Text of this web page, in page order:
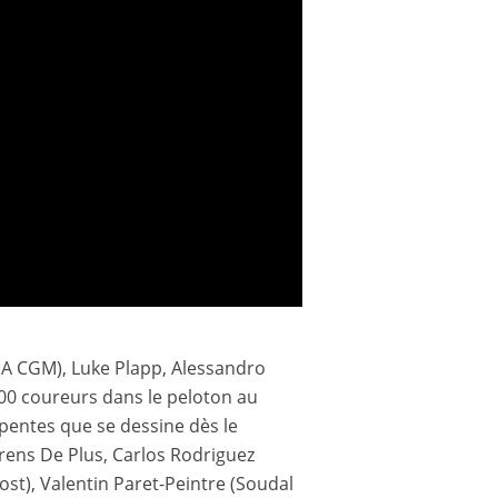
CGM), Luke Plapp, Alessandro
coureurs dans le peloton au
que se dessine dès le
De Plus, Carlos Rodriguez
Valentin Paret-Peintre (Soudal